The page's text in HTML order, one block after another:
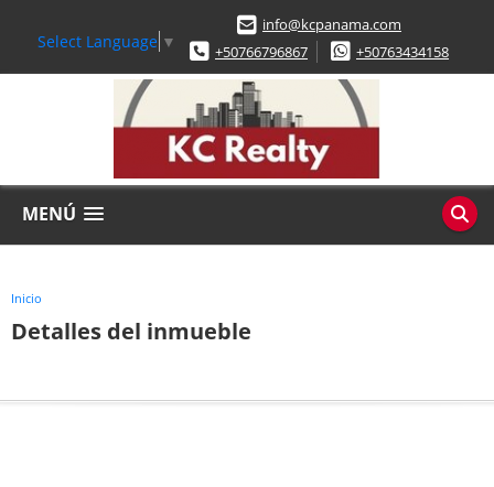
Select Language ▼
info@kcpanama.com
+50766796867
+50763434158
MENÚ
Inicio
Detalles del inmueble